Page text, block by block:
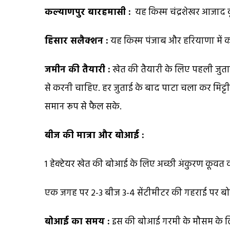
कल्याणपुर बारहमासी : यह किस्म चंद्रशेखर आजाद
हिसार सलैक्शन :यह किस्म पंजाब और हरियाणा में
जमीन की तैयारी :खेत की तैयारी के लिए पहली
से करनी चाहिए. हर जुताई के बाद पाटा चला कर
समान रूप से फैल सके.
बीज की मात्रा और बोआई :
1 हेक्टेयर खेत की बोआई के लिए अच्छी अंकुरण कूवत
एक जगह पर 2-3 बीज 3-4 सेंटीमीटर की गहराई पर
बोआई का समय :इस की बोआई गरमी के मौसम के